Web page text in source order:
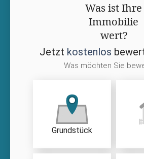
Was ist Ihre
Immobilie
wert?
Jetzt kostenlos
Was möchten Sie
Grundstück